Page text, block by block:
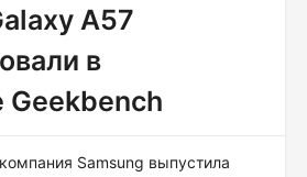
A57
в
Geekbench
Samsung выпустила